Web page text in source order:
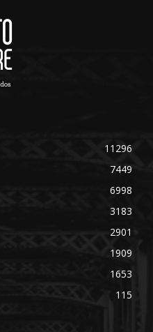
11296
7449
6998
3183
2901
1909
1653
115